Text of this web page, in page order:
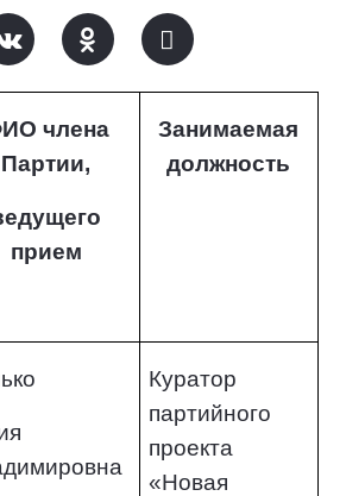
члена
Партии,
прием
Занимаемая
должность
Куратор
партийного
проекта
«Новая